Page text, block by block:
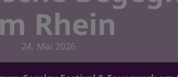
Rhein
24. Mai 2026